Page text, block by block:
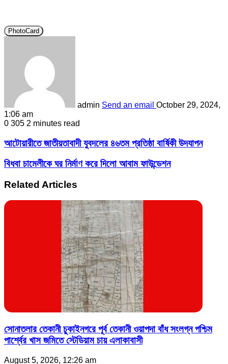
PhotoCard
admin Send an email October 29, 2024,
1:06 am
0 305 2 minutes read
আটোয়ারীতে জাতীয়তাবাদী যুবদলের ৪৬তম প্রতিষ্ঠা বার্ষিকী উদযাপন
বিধবা চামেলীকে ঘর নির্মাণ করে দিলো আবাম ফাউন্ডেশন
Related Articles
সোনাতলার তেকানী চুকাইনগরে পূর্ব তেকানী ওয়াপদা বাঁধ সংলগ্ন পশ্চিম
পার্শ্বের খাস জমিতে স্টেডিয়াম চায় এলাকাবাসী
August 5, 2026, 12:26 am